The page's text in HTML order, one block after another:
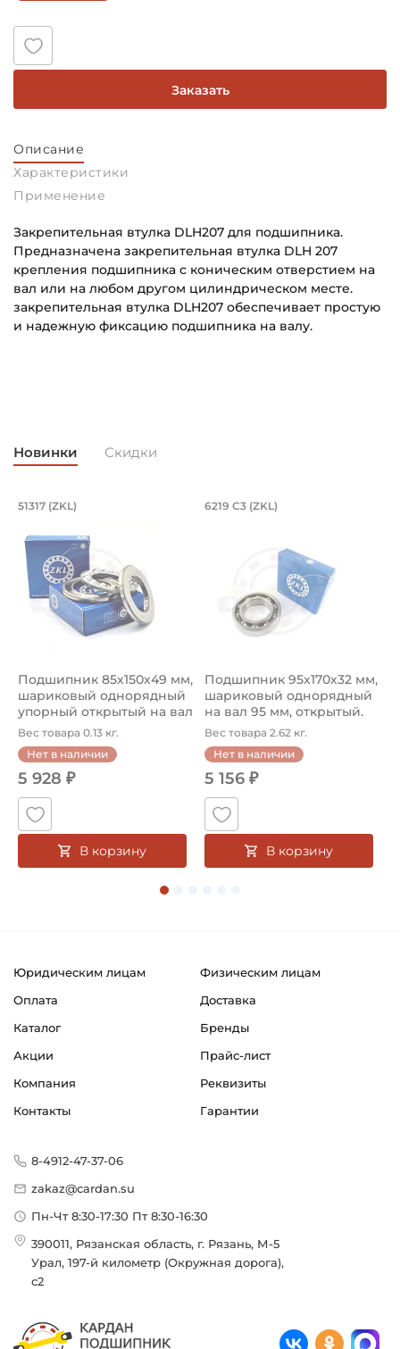
Заказать
Описание
Характеристики
Применение
Закрепительная втулка DLH207 для подшипника.
Предназначена закрепительная втулка DLH 207
крепления подшипника с коническим отверстием на
вал или на любом другом цилиндрическом месте.
закрепительная втулка DLH207 обеспечивает простую
и надежную фиксацию подшипника на валу.
Новинки Скидки
оцинкованный. Артикул 94840
23 мм, шарнирный на вал 35 мм.
Подшипник 85х150х49 мм,
51317 (ZKL)
Подшипник 85х150х49 мм,
шариковый однорядный
упорный открытый на вал
85...
Вес товара 0.13 кг.
Нет в наличии
5 928 ₽
В корзину
Подшипник
6219 C3 (ZKL)
Подшипник 95х170х32 мм,
шариковый однорядный
на вал 95 мм, открытый.
Ар...
Вес товара 2.62 кг.
Нет в наличии
5 156 ₽
В корзину
Юридическим лицам
Физическим лицам
Оплата
Доставка
Каталог
Бренды
Акции
Прайс-лист
Компания
Реквизиты
Контакты
Гарантии
8-4912-47-37-06
zakaz@cardan.su
Пн-Чт 8:30-17:30 Пт 8:30-16:30
390011, Рязанская область, г. Рязань, М-5
Урал, 197-й километр (Окружная дорога),
с2